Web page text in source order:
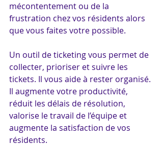
mécontentement ou de la
frustration chez vos résidents alors
que vous faites votre possible.
Un outil de ticketing vous permet de
collecter, prioriser et suivre les
tickets. Il vous aide à rester organisé.
Il augmente votre productivité,
réduit les délais de résolution,
valorise le travail de l’équipe et
augmente la satisfaction de vos
résidents.